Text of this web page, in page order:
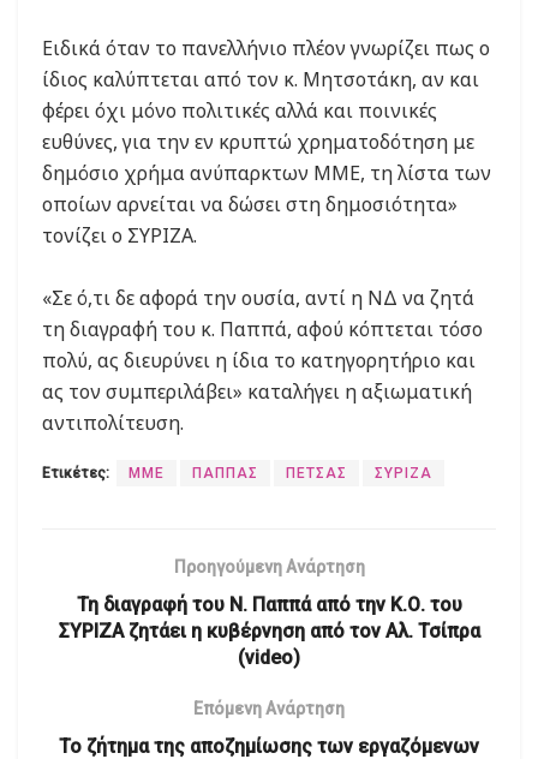
Ειδικά όταν το πανελλήνιο πλέον γνωρίζει πως ο
ίδιος καλύπτεται από τον κ. Μητσοτάκη, αν και
φέρει όχι μόνο πολιτικές αλλά και ποινικές
ευθύνες, για την εν κρυπτώ χρηματοδότηση με
δημόσιο χρήμα ανύπαρκτων ΜΜΕ, τη λίστα των
οποίων αρνείται να δώσει στη δημοσιότητα»
τονίζει ο ΣΥΡΙΖΑ.
«Σε ό,τι δε αφορά την ουσία, αντί η ΝΔ να ζητά
τη διαγραφή του κ. Παππά, αφού κόπτεται τόσο
πολύ, ας διευρύνει η ίδια το κατηγορητήριο και
ας τον συμπεριλάβει» καταλήγει η αξιωματική
αντιπολίτευση.
Ετικέτες: ΜΜΕ ΠΑΠΠΑΣ ΠΕΤΣΑΣ ΣΥΡΙΖΑ
Προηγούμενη Ανάρτηση
Τη διαγραφή του Ν. Παππά από την Κ.Ο. του
ΣΥΡΙΖΑ ζητάει η κυβέρνηση από τον Αλ. Τσίπρα
(video)
Επόμενη Ανάρτηση
Το ζήτημα της αποζημίωσης των εργαζόμενων